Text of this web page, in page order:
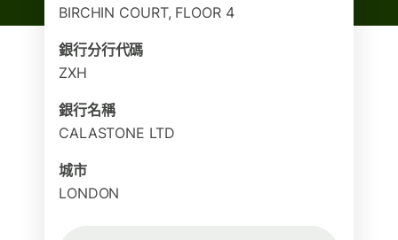
BIRCHIN COURT, FLOOR 4
銀行分行代碼
ZXH
銀行名稱
CALASTONE LTD
城市
LONDON